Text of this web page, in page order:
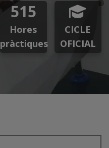
515
Hores
pràctiques
CICLE
OFICIAL